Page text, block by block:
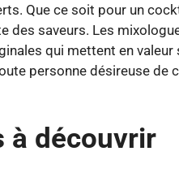
Que ce soit pour un
des saveurs. Les
qui mettent en
personne désireuse de
à découvrir